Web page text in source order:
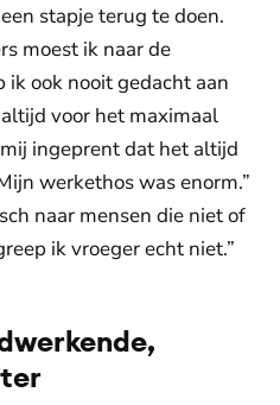
stapje terug te doen.
moest ik naar de
ook nooit gedacht aan
voor het maximaal
ingeprent dat het altijd
werkethos was enorm.”
naar mensen die niet of
ik vroeger echt niet.”